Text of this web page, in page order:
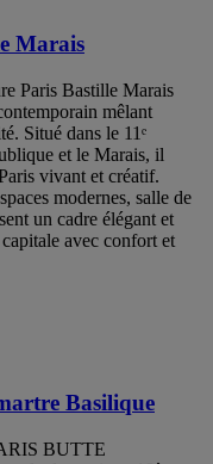
Marais
Paris Bastille Marais
mêlant
Situé dans le 11ᵉ
et le Marais, il
vivant et créatif.
modernes, salle de
un cadre élégant et
avec confort et
Basilique
BUTTE